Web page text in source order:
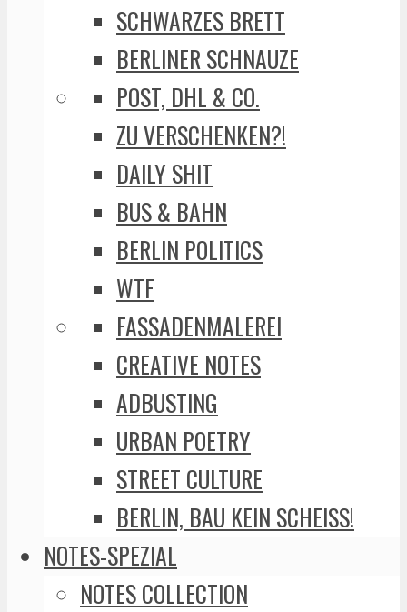
SCHWARZES BRETT
BERLINER SCHNAUZE
POST, DHL & CO.
ZU VERSCHENKEN?!
DAILY SHIT
BUS & BAHN
BERLIN POLITICS
WTF
FASSADENMALEREI
CREATIVE NOTES
ADBUSTING
URBAN POETRY
STREET CULTURE
BERLIN, BAU KEIN SCHEISS!
NOTES-SPEZIAL
NOTES COLLECTION